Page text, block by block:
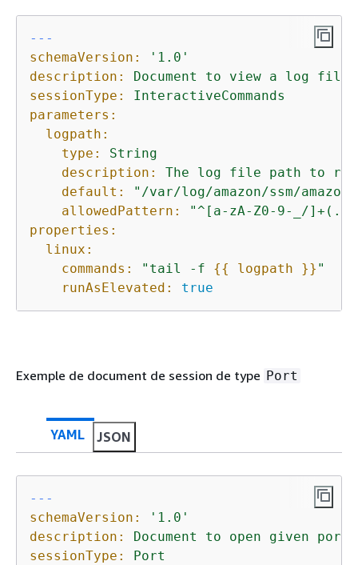
---
schemaVersion:
'1.0'
description:
Document to view a log file
sessionType:
InteractiveCommands
parameters:
logpath:
type:
String
description:
The log file path to
default:
"/var/log/amazon/ssm/
allowedPattern:
"^[a-zA-Z0-9-_/
properties:
linux:
commands:
"tail -f {{ logpath }} "
runAsElevated:
true
Exemple de document de session de type Port
YAML JSON
---
schemaVersion:
'1.0'
description:
Document to open given port
sessionType:
Port